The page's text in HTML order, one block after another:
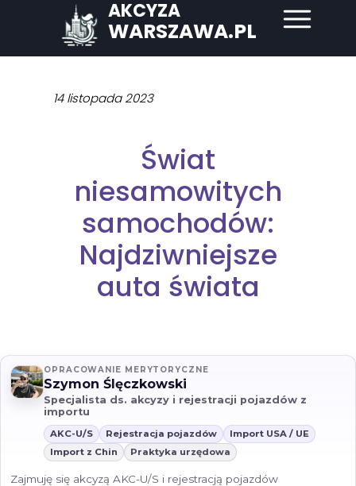
AKCYZA
WARSZAWA.PL
14 listopada 2023
Świat
niesamowitych
samochodów:
Najdziwniejsze
auta świata
OPRACOWANIE MERYTORYCZNE
Szymon Ślęczkowski
Specjalista ds. akcyzy i rejestracji pojazdów z
importu
AKC-U/S Rejestracja pojazdów
Import USA / UE
Import z Chin
Praktyka urzędowa
Zajmuję się akcyzą AKC-U/S i rejestracją pojazdów